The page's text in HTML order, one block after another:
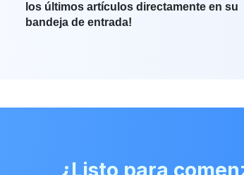
los últimos artículos directamente en su
bandeja de entrada!